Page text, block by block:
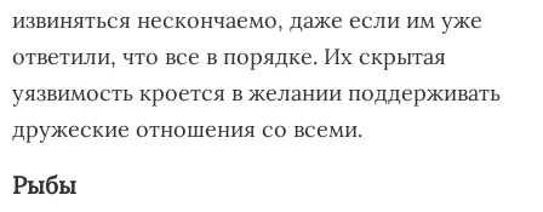
извиняться нескончаемо, даже если им уже
ответили, что все в порядке. Их скрытая
уязвимость кроется в желании поддерживать
дружеские отношения со всеми.
Рыбы